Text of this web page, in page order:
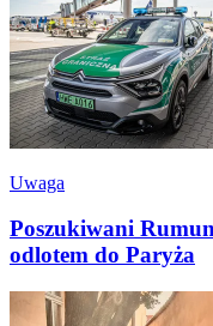
Uwaga
Poszukiwani
odlotem do Paryża